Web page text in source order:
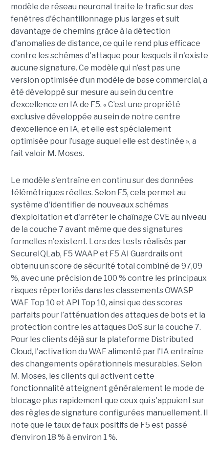
modèle de réseau neuronal traite le trafic sur des
fenêtres d'échantillonnage plus larges et suit
davantage de chemins grâce à la détection
d'anomalies de distance, ce qui le rend plus efficace
contre les schémas d'attaque pour lesquels il n'existe
aucune signature. Ce modèle qui n’est pas une
version optimisée d’un modèle de base commercial, a
été développé sur mesure au sein du centre
d’excellence en IA de F5. « C’est une propriété
exclusive développée au sein de notre centre
d’excellence en IA, et elle est spécialement
optimisée pour l’usage auquel elle est destinée », a
fait valoir M. Moses.
Le modèle s'entraîne en continu sur des données
télémétriques réelles. Selon F5, cela permet au
système d'identifier de nouveaux schémas
d'exploitation et d'arrêter le chaînage CVE au niveau
de la couche 7 avant même que des signatures
formelles n'existent. Lors des tests réalisés par
SecureIQLab, F5 WAAP et F5 AI Guardrails ont
obtenu un score de sécurité total combiné de 97,09
%, avec une précision de 100 % contre les principaux
risques répertoriés dans les classements OWASP
WAF Top 10 et API Top 10, ainsi que des scores
parfaits pour l’atténuation des attaques de bots et la
protection contre les attaques DoS sur la couche 7.
Pour les clients déjà sur la plateforme Distributed
Cloud, l'activation du WAF alimenté par l'IA entraîne
des changements opérationnels mesurables. Selon
M. Moses, les clients qui activent cette
fonctionnalité atteignent généralement le mode de
blocage plus rapidement que ceux qui s'appuient sur
des règles de signature configurées manuellement. Il
note que le taux de faux positifs de F5 est passé
d'environ 18 % à environ 1 %.